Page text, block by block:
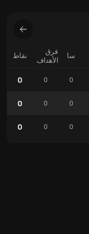
سا
فرق
الأهداف
نقاط
0
0
0
0
0
0
0
0
0